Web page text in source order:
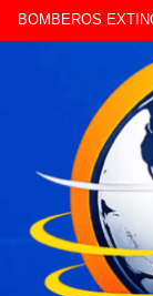
LA POLICÍA